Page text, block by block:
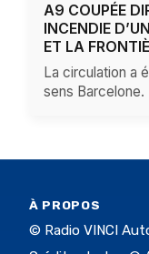
A9 COUPÉE
INCENDIE
ET LA
La circulation a
sens Barcelone.
À PROPOS
© Radio VINCI